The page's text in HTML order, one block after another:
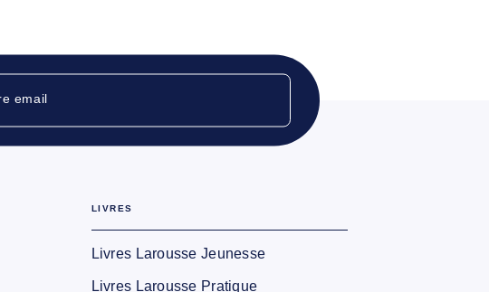
email
LIVRES
Livres Larousse Jeunesse
Livres Larousse Pratique